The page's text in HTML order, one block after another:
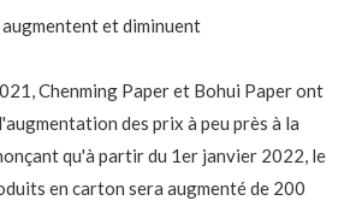
et diminuent
Chenming Paper et Bohui Paper ont
des prix à peu près à la
qu'à partir du 1er janvier 2022, le
en carton sera augmenté de 200